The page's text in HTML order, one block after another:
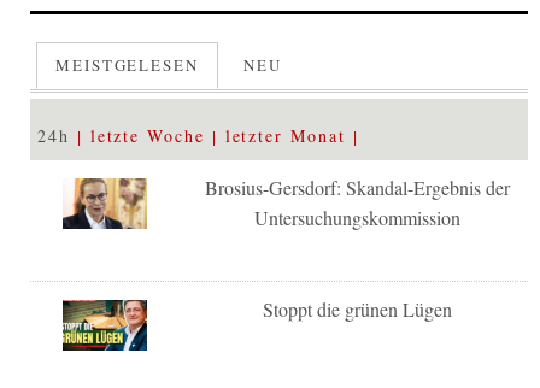
MEISTGELESEN NEU
24h letzte Woche letzter Monat
Brosius-Gersdorf: Skandal-Ergebnis der
Untersuchungskommission
Stoppt die grünen Lügen